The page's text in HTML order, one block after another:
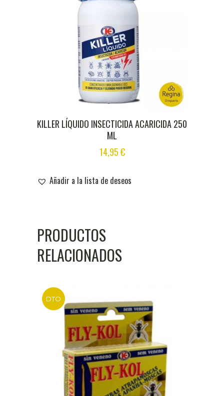
KILLER LÍQUIDO INSECTICIDA ACARICIDA 250
ML
14,95€
Añadir a la lista de deseos
PRODUCTOS
RELACIONADOS
DTO